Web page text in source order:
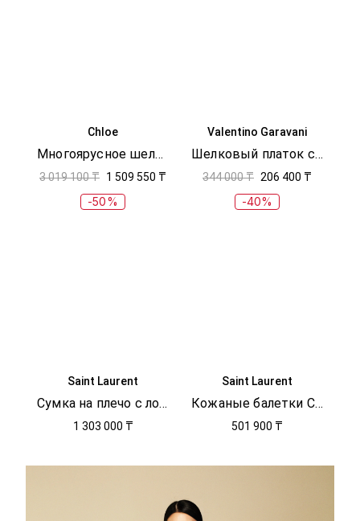
Chloe
Многоярусное шелковое платье
3 019 100 ₸ 1 509 550 ₸
-50%
Valentino Garavani
Шелковый платок с цветочным принтом
344 000 ₸ 206 400 ₸
-40%
Saint Laurent
Сумка на плечо с логотипом
1 303 000 ₸
Saint Laurent
Кожаные балетки Caroline
501 900 ₸